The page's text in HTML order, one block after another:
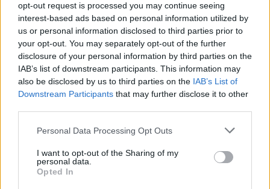
opt-out request is processed you may continue seeing
interest-based ads based on personal information utilized by
us or personal information disclosed to third parties prior to
your opt-out. You may separately opt-out of the further
disclosure of your personal information by third parties on the
IAB’s list of downstream participants. This information may
also be disclosed by us to third parties on the IAB’s List of
Downstream Participants that may further disclose it to other
Personal Data Processing Opt Outs
I want to opt-out of the Sharing of my
personal data.
Opted In
Drogi Czytelniku,
cieszymy się, że odwiedzasz nasz portal. Jesteśmy
tu dla Ciebie!
Każdego dnia publikujemy najważniejsze
informacje z życia Kościoła w Polsce i na świecie.
Jednak bez Twojej pomocy sprostanie temu
zadaniu będzie coraz trudniejsze.
Dlatego prosimy Cię o
wsparcie portalu eKAI.pl za
Dzięki Tobie będziemy mogli realizować naszą
misję. Więcej informacji znajdziesz